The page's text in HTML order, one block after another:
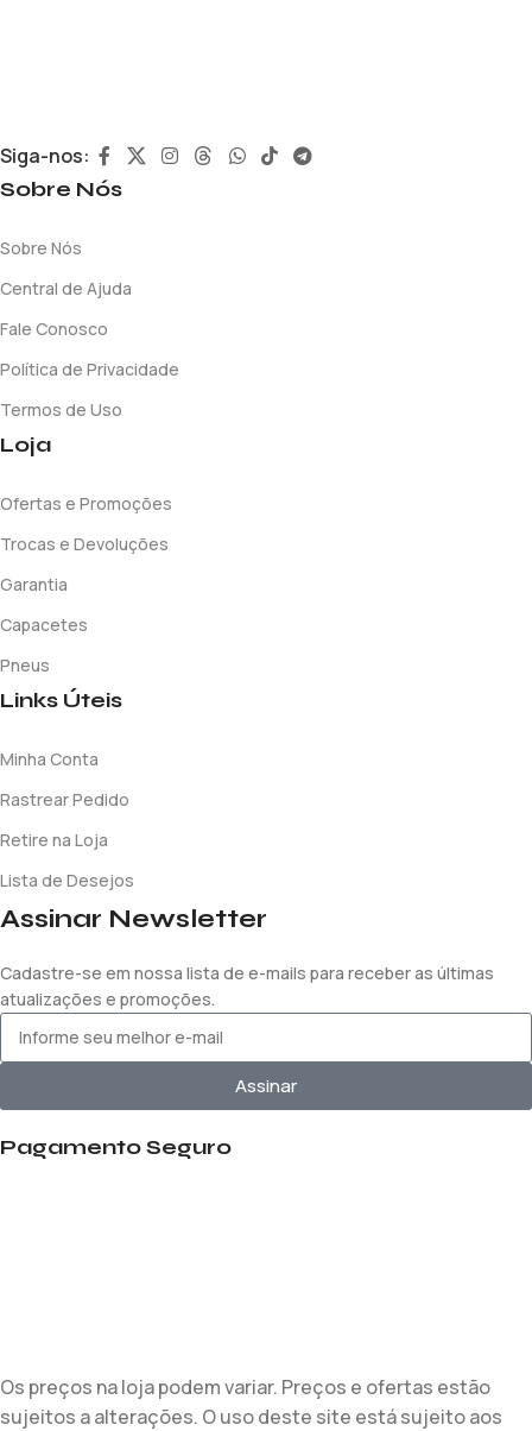
Siga-nos:
Sobre Nós
Sobre Nós
Central de Ajuda
Fale Conosco
Política de Privacidade
Termos de Uso
Loja
Ofertas e Promoções
Trocas e Devoluções
Garantia
Capacetes
Pneus
Links Úteis
Minha Conta
Rastrear Pedido
Retire na Loja
Lista de Desejos
Assinar Newsletter
Cadastre-se em nossa lista de e-mails para receber as últimas
atualizações e promoções.
Assinar
Pagamento Seguro
Os preços na loja podem variar. Preços e ofertas estão
sujeitos a alterações. O uso deste site está sujeito aos